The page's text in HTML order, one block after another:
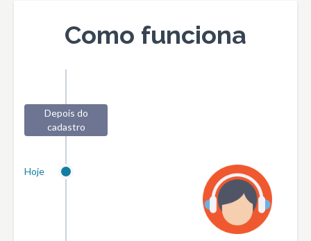
Como funciona
Depois do
cadastro
Hoje